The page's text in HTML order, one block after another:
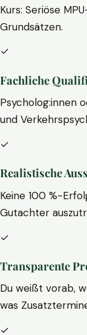
Kurs: Seriöse
Grundsätzen.
✓
Fachliche
Psycholog:innen
und
✓
Realistische
Keine 100 %-
Gutachter
✓
Transparente
Du weißt vorab,
was
✓